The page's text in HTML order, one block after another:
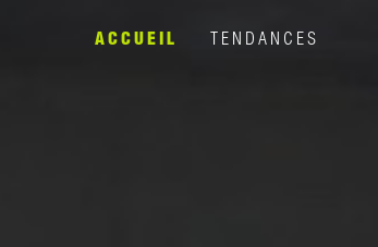
ACCUEIL TENDANCES